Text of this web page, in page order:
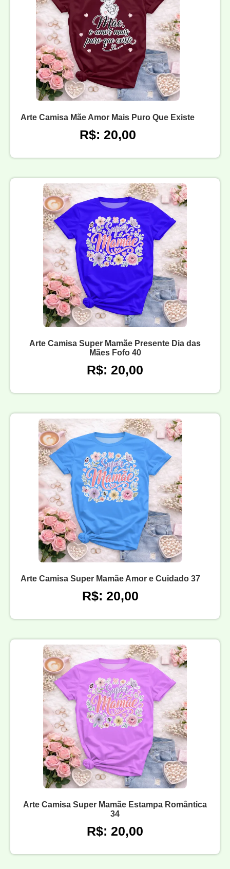
Arte Camisa Mãe Amor Mais Puro Que Existe
R$: 20,00
Arte Camisa Super Mamãe Presente Dia das
Mães Fofo 40
R$: 20,00
Arte Camisa Super Mamãe Amor e Cuidado 37
R$: 20,00
Arte Camisa Super Mamãe Estampa Romântica
34
R$: 20,00